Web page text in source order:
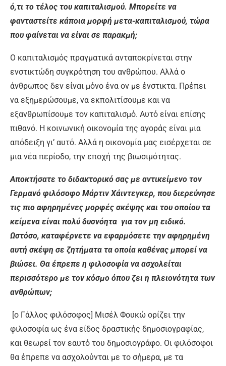
ό,τι το τέλος του καπιταλισμού. Μπορείτε να
φανταστείτε κάποια μορφή μετα-καπιταλισμού, τώρα
που φαίνεται να είναι σε παρακμή;
Ο καπιταλισμός πραγματικά ανταποκρίνεται στην
ενστικτώδη συγκρότηση του ανθρώπου. Αλλά ο
άνθρωπος δεν είναι μόνο ένα ον με ένστικτα. Πρέπει
να εξημερώσουμε, να εκπολιτίσουμε και να
εξανθρωπίσουμε τον καπιταλισμό. Αυτό είναι επίσης
πιθανό. Η κοινωνική οικονομία της αγοράς είναι μια
απόδειξη γι’ αυτό. Αλλά η οικονομία μας εισέρχεται σε
μια νέα περίοδο, την εποχή της βιωσιμότητας.
Αποκτήσατε το διδακτορικό σας με αντικείμενο τον
Γερμανό φιλόσοφο Μάρτιν Χάιντεγκερ, που διερεύνησε
τις πιο αφηρημένες μορφές σκέψης και του οποίου τα
κείμενα είναι πολύ δυσνόητα για τον μη ειδικό.
Ωστόσο, καταφέρνετε να εφαρμόσετε την αφηρημένη
αυτή σκέψη σε ζητήματα τα οποία καθένας μπορεί να
βιώσει. Θα έπρεπε η φιλοσοφία να ασχολείται
περισσότερο με τον κόσμο όπου ζει η πλειονότητα των
ανθρώπων;
[ο Γάλλος φιλόσοφος] Μισέλ Φουκώ ορίζει την
φιλοσοφία ως ένα είδος δραστικής δημοσιογραφίας,
και θεωρεί τον εαυτό του δημοσιογράφο. Οι φιλόσοφοι
θα έπρεπε να ασχολούνται με το σήμερα, με τα